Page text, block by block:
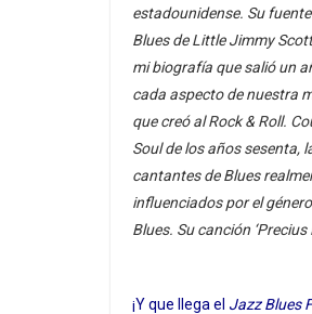
estadounidense. Su
Blues de Little Jimmy
mi biografía que salió un
cada aspecto de nuestra
que creó al Rock & Roll.
Soul de los años sesenta,
cantantes de Blues
influenciados por el
Blues. Su canción ‘Precius
¡Y que llega el Jazz Blues